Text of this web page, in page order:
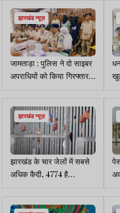
झारखंड न्यूज़
जामताड़ा : पुलिस ने दो साइबर
अपराधियों को किया गिरफ्तार,
9.91 लाख कैश बरामद
झारखंड न्यूज़
झारखंड के चार जेलों में सबसे
अधिक कैदी, 4774 है
सजायफ्ता